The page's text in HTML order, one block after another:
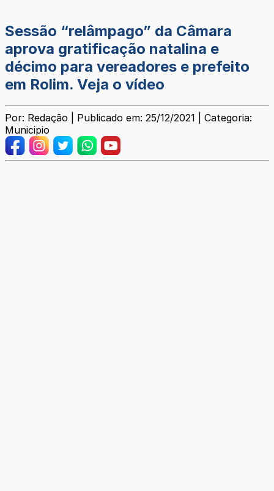
Sessão “relâmpago” da Câmara
aprova gratificação natalina e
décimo para vereadores e prefeito
em Rolim. Veja o vídeo
Por: Redação | Publicado em: 25/12/2021 | Categoria:
Municipio